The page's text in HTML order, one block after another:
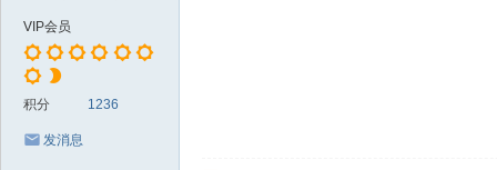
VIP会员
积分 1236
发消息